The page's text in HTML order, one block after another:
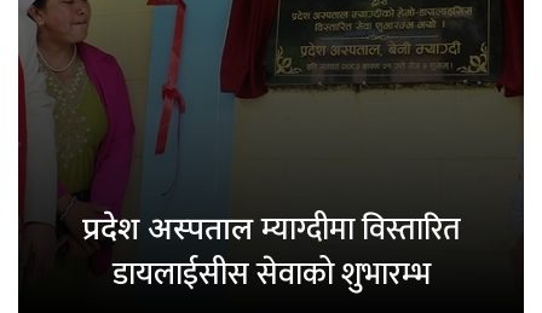
प्रदेश अस्पतालम्याग्दीमा विस्तारित
डायलाईसीस सेवाको शुभारम्भ